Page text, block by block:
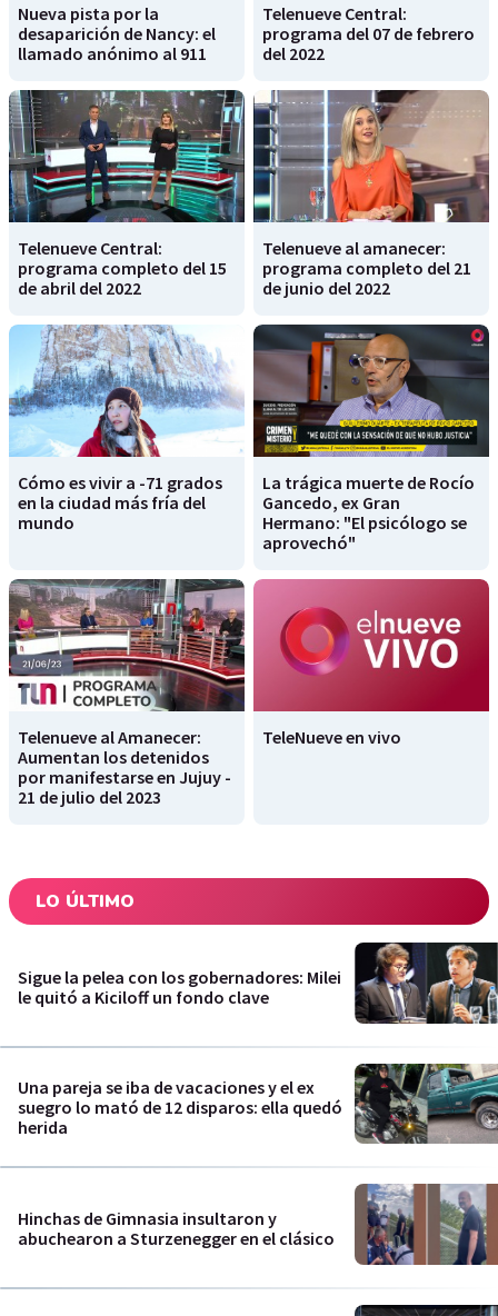
Nueva pista por la
desaparición de Nancy: el
llamado anónimo al 911
Telenueve Central:
programa del 07 de febrero
del 2022
Telenueve Central:
programa completo del 15
de abril del 2022
Telenueve al amanecer:
programa completo del 21
de junio del 2022
Cómo es vivir a -71 grados
en la ciudad más fría del
mundo
La trágica muerte de Rocío
Gancedo, ex Gran
Hermano: "El psicólogo se
aprovechó"
Telenueve al Amanecer:
Aumentan los detenidos
por manifestarse en Jujuy -
21 de julio del 2023
TeleNueve en vivo
LO ÚLTIMO
Sigue la pelea con los gobernadores: Milei
le quitó a Kiciloff un fondo clave
Una pareja se iba de vacaciones y el ex
suegro lo mató de 12 disparos: ella quedó
herida
Hinchas de Gimnasia insultaron y
abuchearon a Sturzenegger en el clásico